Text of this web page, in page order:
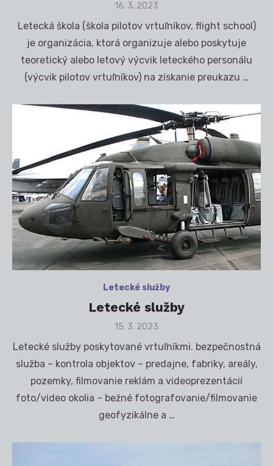
Posted
16. 3. 2023
Letecká škola (škola pilotov vrtuľníkov, flight school)
je organizácia, ktorá organizuje alebo poskytuje
teoretický alebo letový výcvik leteckého personálu
(výcvik pilotov vrtuľníkov) na získanie preukazu …
Letecké služby
Letecké služby
Posted
15. 3. 2023
Letecké služby poskytované vrtuľníkmi. bezpečnostná
služba – kontrola objektov – predajne, fabriky, areály,
pozemky, filmovanie reklám a videoprezentácií
foto/video okolia – bežné fotografovanie/filmovanie
geofyzikálne a …